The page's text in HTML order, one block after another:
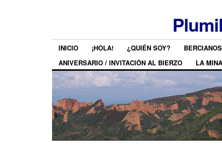
INICIO ¡HOLA! ¿QUIÉN SOY?
ANIVERSARIO / INVITACIÓN AL BIERZO
LA MINA